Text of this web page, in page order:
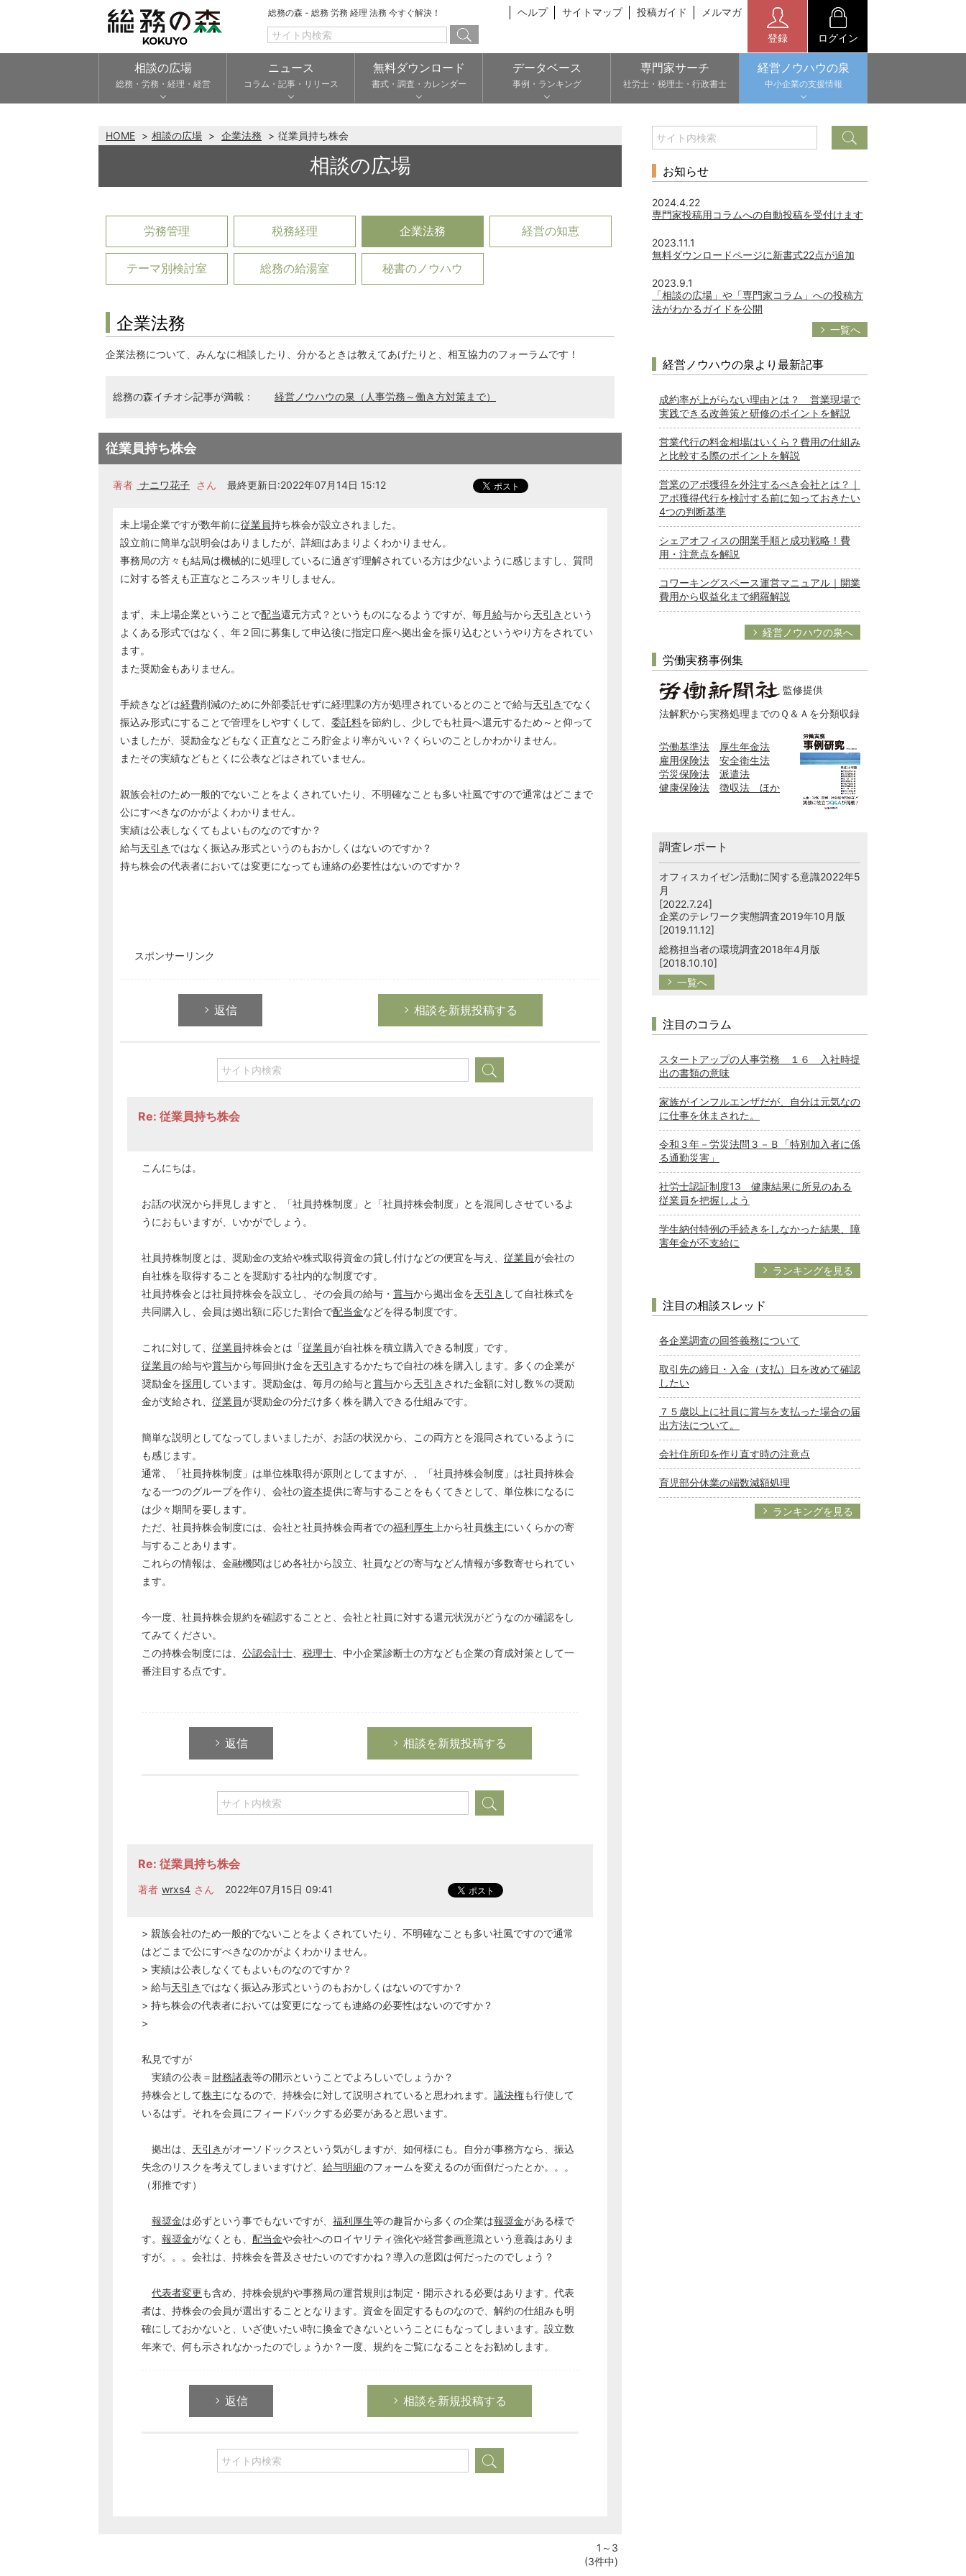
総務の森 - 総務 労務 経理 法務 今すぐ解決！ ヘルプ サイトマップ 投稿ガイド メルマガ
登録 ログイン
相談の広場
総務・労務・経理・経営
ニュース
コラム・記事・リリース
無料ダウンロード
書式・調査・カレンダー
データベース
事例・ランキング
専門家サーチ
社労士・税理士・行政書士
経営ノウハウの泉
中小企業の支援情報
HOME 相談の広場 企業法務 従業員持ち株会
相談の広場
労務管理 税務経理 企業法務 経営の知恵
テーマ別検討室 総務の給湯室 秘書のノウハウ
企業法務
企業法務について、みんなに相談したり、分かるときは教えてあげたりと、相互協力のフォーラムです！
総務の森イチオシ記事が満載： 経営ノウハウの泉（人事労務～働き方対策まで）
従業員持ち株会
著者 ナニワ花子 さん 最終更新日:2022年07月14日 15:12
未上場企業ですが数年前に従業員持ち株会が設立されました。
設立前に簡単な説明会はありましたが、詳細はあまりよくわかりません。
事務局の方々も結局は機械的に処理しているに過ぎず理解されている方は少ないように感じますし、質問
に対する答えも正直なところスッキリしません。
まず、未上場企業ということで配当還元方式？というものになるようですが、毎月給与から天引き という
よくある形式ではなく、年２回に募集して申込後に指定口座へ拠出金を振り込むというやり方をされてい
ます。
また奨励金もありません。
手続きなどは経費削減のために外部委託せずに経理課の方が処理されているとのことで給与天引き でなく
振込み形式にすることで管理をしやすくして、 委託料を節約し、少しでも社員へ還元するため～と仰って
いましたが、奨励金などもなく正直なところ貯金より率がいい？くらいのことしかわかりません。
またその実績などもとくに公表などはされていません。
親族会社のため一般的でないことをよくされていたり、不明確なことも多い社風ですので通常はどこまで
公にすべきなのかがよくわかりません。
実績は公表しなくてもよいものなのですか？
給与天引き ではなく振込み形式というのもおかしくはないのですか？
持ち株会の代表者においては変更になっても連絡の必要性はないのですか？
スポンサーリンク
返信 相談を新規投稿する
Re: 従業員持ち株会
こんにちは。
お話の状況から拝見しますと、「社員持株制度」と「社員持株会制度」とを混同しさせているよ
うにおもいますが、いかがでしょう。
社員持株制度とは、奨励金の支給や株式取得資金の貸し付けなどの便宜を与え、 従業員が会社の
自社株を取得することを奨励する社内的な制度です。
社員持株会とは社員持株会を設立し、その会員の給与・ 賞与から拠出金を天引き して自社株式を
共同購入し、会員は拠出額に応じた割合で配当金などを得る制度です。
これに対して、 従業員持株会とは「従業員が自社株を積立購入できる制度」です。
従業員の給与や賞与から毎回掛け金を天引きするかたちで自社の株を購入します。多くの企業が
奨励金を採用 しています。奨励金は、毎月の給与と賞与から天引き された金額に対し数％の奨励
金が支給され、 従業員が奨励金の分だけ多く株を購入できる仕組みです。
簡単な説明としてなってしまいましたが、お話の状況から、この両方とを混同されているように
も感じます。
通常、「社員持株制度」は単位株取得が原則としてますが、、「社員持株会制度」は社員持株会
なる一つのグループを作り、会社の資本提供に寄与することをもくてきとして、単位株になるに
は少々期間を要します。
ただ、社員持株会制度には、会社と社員持株会両者での福利厚生 上から社員株主にいくらかの寄
与することあります。
これらの情報は、金融機関はじめ各社から設立、社員などの寄与などん情報が多数寄せられてい
ます。
今一度、社員持株会規約を確認することと、会社と社員に対する還元状況がどうなのか確認をし
てみてください。
この持株会制度には、 公認会計士 税理士 、中小企業診断士の方なども企業の育成対策として一
番注目する点です。
返信 相談を新規投稿する
Re: 従業員持ち株会
著者 wrxs4 さん 2022年07月15日 09:41
> 親族会社のため一般的でないことをよくされていたり、不明確なことも多い社風ですので通常
はどこまで公にすべきなのかがよくわかりません。
> 実績は公表しなくてもよいものなのですか？
> 給与天引き ではなく振込み形式というのもおかしくはないのですか？
> 持ち株会の代表者においては変更になっても連絡の必要性はないのですか？
>
私見ですが
実績の公表＝ 財務諸表等の開示ということでよろしいでしょうか？
持株会として株主になるので、持株会に対して説明されていると思われます。 議決権も行使して
いるはず。それを会員にフィードバックする必要があると思います。
拠出は、 天引きがオーソドックスという気がしますが、如何様にも。自分が事務方なら、振込
失念のリスクを考えてしまいますけど、 給与明細のフォームを変えるのが面倒だったとか。。。
（邪推です）
報奨金は必ずという事でもないですが、 福利厚生等の趣旨から多くの企業は報奨金がある様で
す。 報奨金がなくとも、 配当金や会社へのロイヤリティ強化や経営参画意識という意義はありま
すが。。。会社は、持株会を普及させたいのですかね？導入の意図は何だったのでしょう？
代表者変更も含め、持株会規約や事務局の運営規則は制定・開示される必要はあります。代表
者は、持株会の会員が選出することとなります。資金を固定するものなので、解約の仕組みも明
確にしておかないと、いざ使いたい時に換金できないということにもなってしまいます。設立数
年来で、何も示されなかったのでしょうか？一度、規約をご覧になることをお勧めします。
返信 相談を新規投稿する
どのカテゴリーに投稿しますか？
選択してください
労務管理
企業法務
次へ
1～3
(3件中)
お知らせ
2024.4.22
専門家投稿用コラムへの自動投稿を受付けます
2023.11.1
無料ダウンロードページに新書式22点が追加
2023.9.1
「相談の広場」や「専門家コラム」への投稿方
法がわかるガイドを公開
一覧へ
経営ノウハウの泉より最新記事
成約率が上がらない理由とは？ 営業現場で
実践できる改善策と研修のポイントを解説
営業代行の料金相場はいくら？費用の仕組み
と比較する際のポイントを解説
営業のアポ獲得を外注するべき会社とは？｜
アポ獲得代行を検討する前に知っておきたい
4つの判断基準
シェアオフィスの開業手順と成功戦略！費
用・注意点を解説
コワーキングスペース運営マニュアル｜開業
費用から収益化まで網羅解説
経営ノウハウの泉へ
労働実務事例集
監修提供
法解釈から実務処理までのＱ＆Ａを分類収録
労働基準法
厚生年金法
雇用保険法
安全衛生法
労災保険法
派遣法
健康保険法
徴収法 ほか
調査レポート
オフィスカイゼン活動に関する意識2022年5
月
[2022.7.24]
企業のテレワーク実態調査2019年10月版
[2019.11.12]
総務担当者の環境調査2018年4月版
[2018.10.10]
一覧へ
注目のコラム
スタートアップの人事労務 １６ 入社時提
出の書類の意味
家族がインフルエンザだが、自分は元気なの
に仕事を休まされた。
令和３年－労災法問３－Ｂ「特別加入者に係
る通勤災害」
社労士認証制度13 健康結果に所見のある
従業員を把握しよう
学生納付特例の手続きをしなかった結果、障
害年金が不支給に
ランキングを見る
注目の相談スレッド
各企業調査の回答義務について
取引先の締日・入金（支払）日を改めて確認
したい
７５歳以上に社員に賞与を支払った場合の届
出方法について。
会社住所印を作り直す時の注意点
育児部分休業の端数減額処理
ランキングを見る